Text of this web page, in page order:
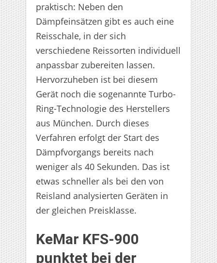
praktisch: Neben den
Dämpfeinsätzen gibt es auch eine
Reisschale, in der sich
verschiedene Reissorten individuell
anpassbar zubereiten lassen.
Hervorzuheben ist bei diesem
Gerät noch die sogenannte Turbo-
Ring-Technologie des Herstellers
aus München. Durch dieses
Verfahren erfolgt der Start des
Dämpfvorgangs bereits nach
weniger als 40 Sekunden. Das ist
etwas schneller als bei den von
Reisland analysierten Geräten in
der gleichen Preisklasse.
KeMar KFS-900
punktet bei der